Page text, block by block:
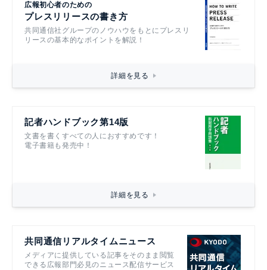
広報初心者のための
プレスリリースの書き方
共同通信社グループのノウハウをもとにプレスリ
リースの基本的なポイントを解説！
詳細を見る
記者ハンドブック第14版
文書を書くすべての人におすすめです！
電子書籍も発売中！
詳細を見る
共同通信リアルタイムニュース
メディアに提供している記事をそのまま閲覧
できる広報部門必見のニュース配信サービス